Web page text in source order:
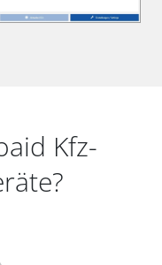
Kfz-